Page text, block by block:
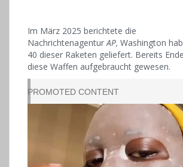
Im März 2025 berichtete die
NachrichtenagenturAP, Washington
40 dieser Raketen geliefert. Bereits
diese Waffen aufgebraucht gewesen.